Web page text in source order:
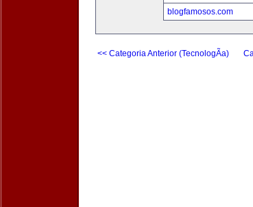
blogfamosos.com
<< Categoria Anterior (TecnologÃ­a)